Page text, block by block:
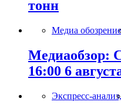
тонн
Медиа
Медиаобзор:
16:00 6
Экспресс-анализ,